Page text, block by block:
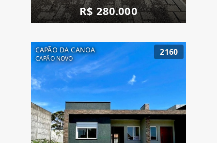
R$ 280.000
CAPÃO DA CANOA
CAPÃO NOVO
2160